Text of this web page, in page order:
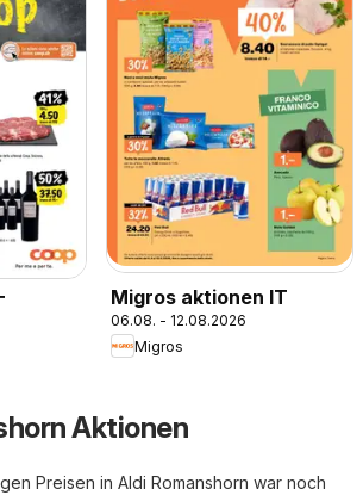
Migros aktionen IT
06.08. - 12.08.2026
Migros
Aktionen
Preisen in Aldi Romanshorn war noch